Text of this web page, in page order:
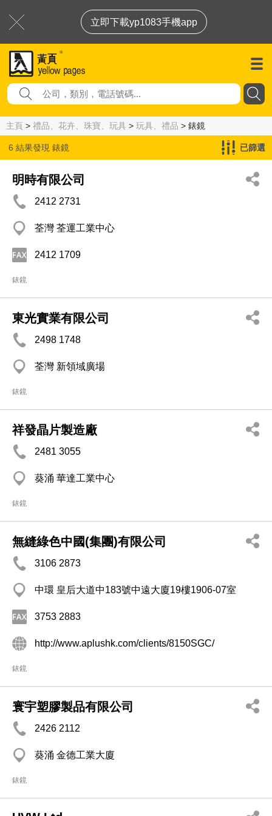
立即下載yp1083手機app
主頁 > 禮品、花卉、珠寶、玩具 > 玩具、禮品 > 錶鏡
6 結果發現 錶鏡 已篩選
明時有限公司
2412 2731
荃灣 荃運工業中心
2412 1709
錶鏡
東光實業有限公司
2498 1748
荃灣 新領域廣場
錶鏡
祥發晶片製造廠
2481 3055
葵涌 華達工業中心
錶鏡
無縫綠色中國(集團)有限公司
3106 2873
中環 皇后大道中183號中遠大廈19樓1906-07室
3753 2883
http://www.aplushk.com/clients/8150SGC/
錶鏡
寰宇塑膠製品有限公司
2426 2112
葵涌 金德工業大廈
錶鏡